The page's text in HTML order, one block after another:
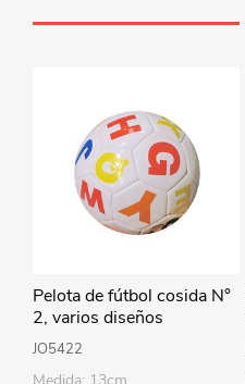
Pelota de fútbol cosida N°
2, varios diseños
JO5422